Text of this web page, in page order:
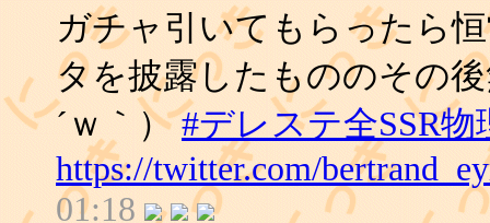
ガチャ引いてもらったら
タを披露したもののその
´ｗ｀）#デレステ全SSR物
https://twitter.com/
01:18